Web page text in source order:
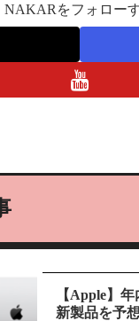
NAKARをフォロー
【Apple】
新製品を予